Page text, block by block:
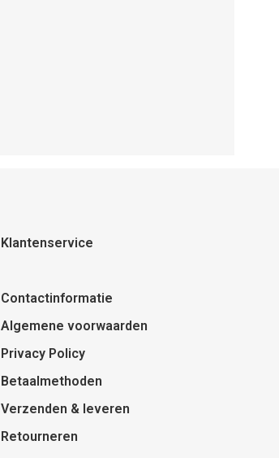
Klantenservice
Contactinformatie
Algemene voorwaarden
Privacy Policy
Betaalmethoden
Verzenden & leveren
Retourneren